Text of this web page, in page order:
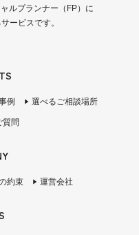
ルプランナー（FP）に
ービスです。
例 選べるご相談場所
質問
約束 運営会社